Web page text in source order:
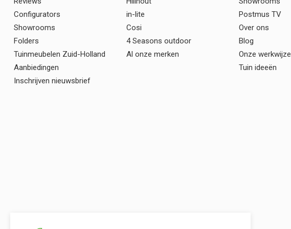
Configurators
Showrooms
Folders
Tuinmeubelen Zuid-Holland
Aanbiedingen
Inschrijven nieuwsbrief
in-lite
Cosi
4 Seasons outdoor
Al onze merken
Postmus TV
Over ons
Blog
Onze werkwijze
Tuin ideeën